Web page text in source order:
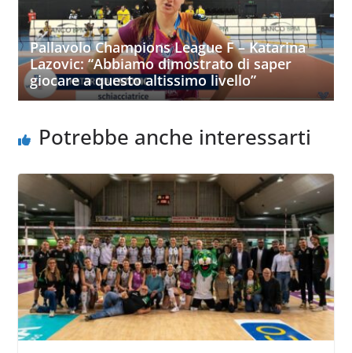
Pallavolo Champions League F – Katarina
Lazovic: “Abbiamo dimostrato di saper
giocare a questo altissimo livello”
Potrebbe anche interessarti